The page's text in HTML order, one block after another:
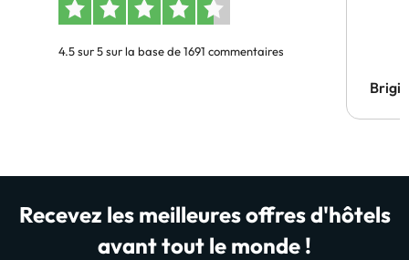
4.5 sur 5 sur la base de 1691 commentaires
Recevez les meilleures offres d'hôtels
avant tout le monde !